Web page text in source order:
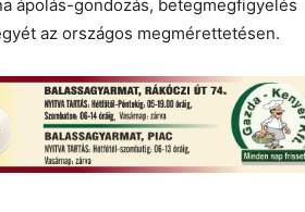
ápolás-gondozás, betegmegfigyelés
az országos megmérettetésen.